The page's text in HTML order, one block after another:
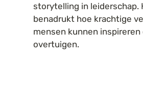
storytelling in leiderschap.
benadrukt hoe krachtige
mensen kunnen inspireren
overtuigen.